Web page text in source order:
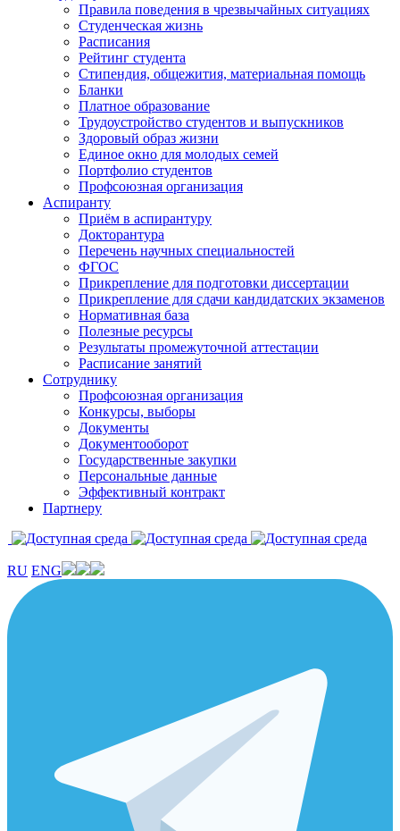
Правила поведения в чрезвычайных ситуациях
Студенческая жизнь
Расписания
Рейтинг студента
Стипендия, общежития, материальная помощь
Бланки
Платное образование
Трудоустройство студентов и выпускников
Здоровый образ жизни
Единое окно для молодых семей
Портфолио студентов
Профсоюзная организация
Аспиранту
Приём в аспирантуру
Докторантура
Перечень научных специальностей
ФГОС
Прикрепление для подготовки диссертации
Прикрепление для сдачи кандидатских экзаменов
Нормативная база
Полезные ресурсы
Результаты промежуточной аттестации
Расписание занятий
Сотруднику
Профсоюзная организация
Конкурсы, выборы
Документы
Документооборот
Государственные закупки
Персональные данные
Эффективный контракт
Партнеру
RU ENG